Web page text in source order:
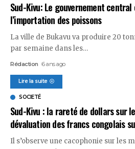
Sud-Kivu: Le gouvernement
l’importation des poissons
La ville de Bukavu va produire 20
par semaine dans les…
Rédaction 6 ans ago
Lire la suite
SOCIETÉ
Sud-Kivu : la rareté de dollars sur
dévaluation des francs congolais
Il s’observe une cacophonie sur les